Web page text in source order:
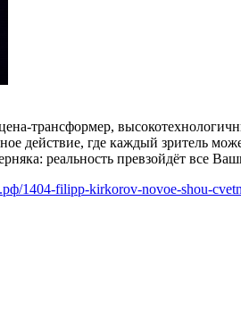
трансформер,
действие, где каждый зритель
реальность превзойдёт все
1404-filipp-kirkorov-novoe-shou-